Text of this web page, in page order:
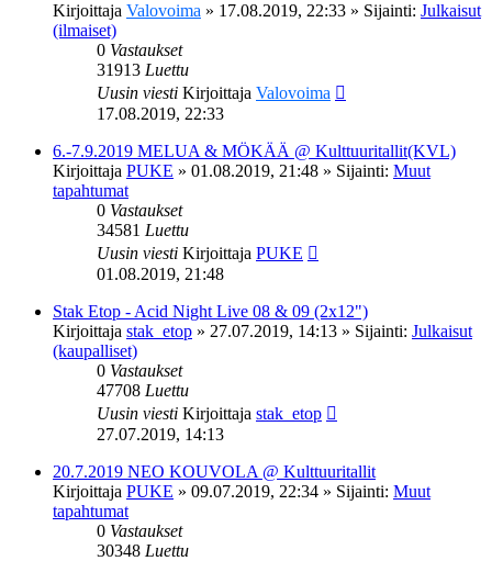
Kirjoittaja Valovoima » 17.08.2019, 22:33 » Sijainti: Julkaisut
(ilmaiset)
0 Vastaukset
31913 Luettu
Uusin viesti Kirjoittaja Valovoima
17.08.2019, 22:33
6.-7.9.2019 MELUA & MÖKÄÄ @ Kulttuuritallit(KVL)
Kirjoittaja PUKE » 01.08.2019, 21:48 » Sijainti: Muut
tapahtumat
0 Vastaukset
34581 Luettu
Uusin viesti Kirjoittaja PUKE
01.08.2019, 21:48
Stak Etop - Acid Night Live 08 & 09 (2x12")
Kirjoittaja stak_etop » 27.07.2019, 14:13 » Sijainti: Julkaisut
(kaupalliset)
0 Vastaukset
47708 Luettu
Uusin viesti Kirjoittaja stak_etop
27.07.2019, 14:13
20.7.2019 NEO KOUVOLA @ Kulttuuritallit
Kirjoittaja PUKE » 09.07.2019, 22:34 » Sijainti: Muut
tapahtumat
0 Vastaukset
30348 Luettu